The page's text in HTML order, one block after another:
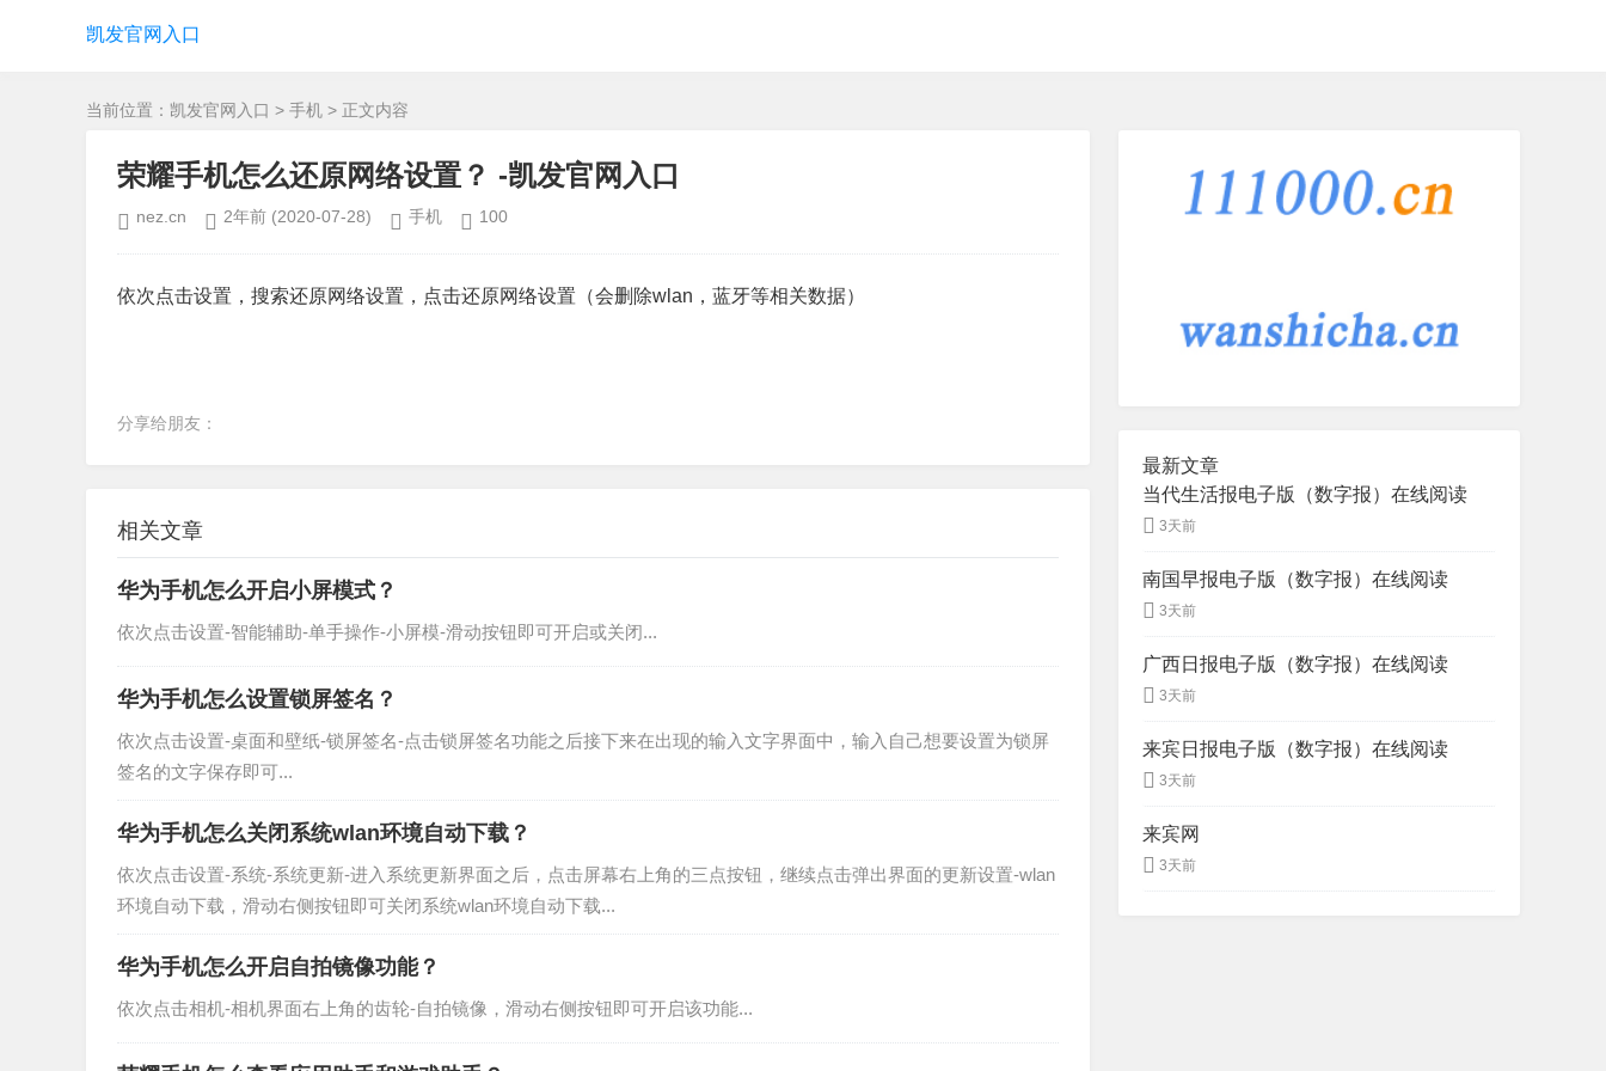
凯发官网入口
当前位置： 凯发官网入口 > 手机 > 正文内容
荣耀手机怎么还原网络设置？ -凯发官网入口
nez.cn 2年前 (2020-07-28) 手机 100
依次点击设置，搜索还原网络设置，点击还原网络设置（会删除wlan，蓝牙等相关数据）
分享给朋友：
相关文章
华为手机怎么开启小屏模式？
依次点击设置-智能辅助-单手操作-小屏模-滑动按钮即可开启或关闭...
华为手机怎么设置锁屏签名？
依次点击设置-桌面和壁纸-锁屏签名-点击锁屏签名功能之后接下来在出现的输入文字界面中，输入自己想要设置为锁屏
签名的文字保存即可...
华为手机怎么关闭系统wlan环境自动下载？
依次点击设置-系统-系统更新-进入系统更新界面之后，点击屏幕右上角的三点按钮，继续点击弹出界面的更新设置-wlan
环境自动下载，滑动右侧按钮即可关闭系统wlan环境自动下载...
华为手机怎么开启自拍镜像功能？
依次点击相机-相机界面右上角的齿轮-自拍镜像，滑动右侧按钮即可开启该功能...
最新文章
当代生活报电子版（数字报）在线阅读
3天前
南国早报电子版（数字报）在线阅读
3天前
广西日报电子版（数字报）在线阅读
3天前
来宾日报电子版（数字报）在线阅读
3天前
来宾网
3天前